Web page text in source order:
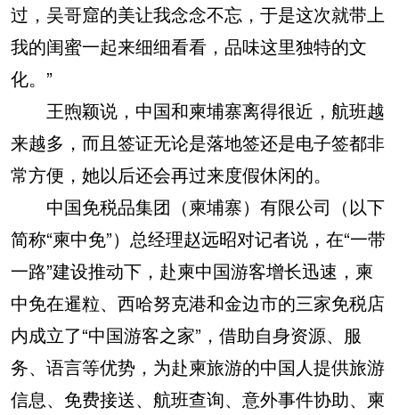
过，吴哥窟的美让我念念不忘，于是这次就带上
我的闺蜜一起来细细看看，品味这里独特的文
化。”
王煦颖说，中国和柬埔寨离得很近，航班越
来越多，而且签证无论是落地签还是电子签都非
常方便，她以后还会再过来度假休闲的。
中国免税品集团（柬埔寨）有限公司（以下
简称“柬中免”）总经理赵远昭对记者说，在“一带
一路”建设推动下，赴柬中国游客增长迅速，柬
中免在暹粒、西哈努克港和金边市的三家免税店
内成立了“中国游客之家”，借助自身资源、服
务、语言等优势，为赴柬旅游的中国人提供旅游
信息、免费接送、航班查询、意外事件协助、柬